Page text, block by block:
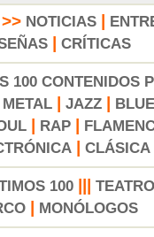
NOTICIAS|
| CRÍTICAS
100 CONTENIDOS
METAL JAZZ
RAP
CLÁSICA
100||| TEATRO
MONÓLOGOS